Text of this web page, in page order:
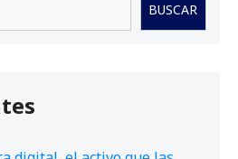
BUSCAR